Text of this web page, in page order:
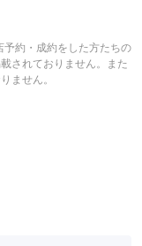
約・成約をした方たちの
されておりません。また
ません。